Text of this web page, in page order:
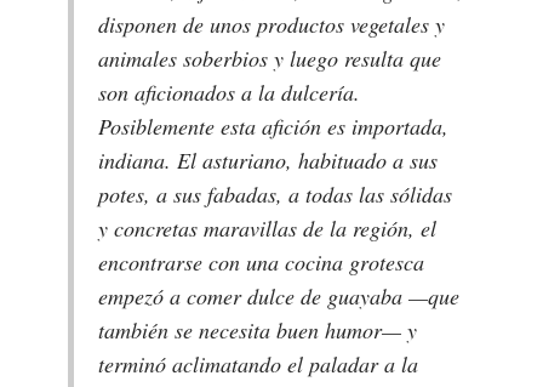
disponen de unos productos vegetales y
animales soberbios y luego resulta que
son aficionados a la dulcería.
Posiblemente esta afición es importada,
indiana. El asturiano, habituado a sus
potes, a sus fabadas, a todas las sólidas
y concretas maravillas de la región, el
encontrarse con una cocina grotesca
empezó a comer dulce de guayaba —que
también se necesita buen humor— y
terminó aclimatando el paladar a la